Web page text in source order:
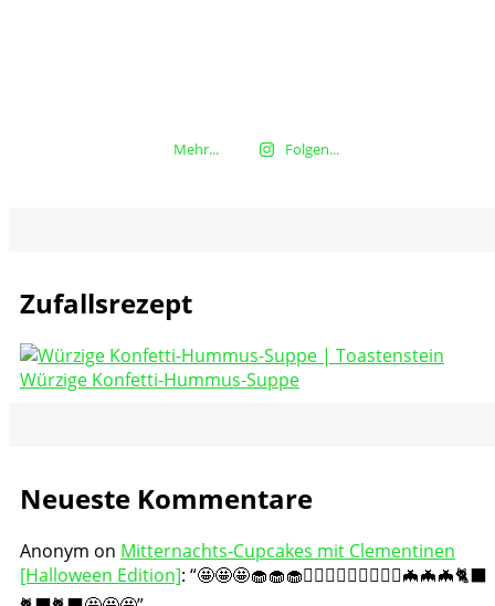
Mehr... Folgen...
Zufallsrezept
Würzige Konfetti-Hummus-Suppe
Neueste Kommentare
Anonym on Mitternachts-Cupcakes mit Clementinen
[Halloween Edition]: “🤩🤩🤩🧁🧁🧁🧛🏻‍♀️🧛🏻‍♀️🧛🏻‍♀️🦇🦇🦇🐈‍⬛